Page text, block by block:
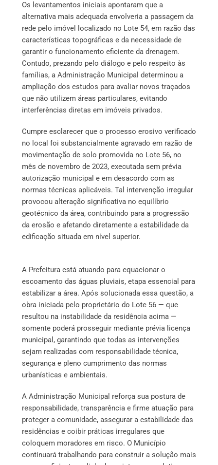
Os levantamentos iniciais apontaram que a
alternativa mais adequada envolveria a passagem da
rede pelo imóvel localizado no Lote 54, em razão das
características topográficas e da necessidade de
garantir o funcionamento eficiente da drenagem.
Contudo, prezando pelo diálogo e pelo respeito às
famílias, a Administração Municipal determinou a
ampliação dos estudos para avaliar novos traçados
que não utilizem áreas particulares, evitando
interferências diretas em imóveis privados.
Cumpre esclarecer que o processo erosivo verificado
no local foi substancialmente agravado em razão de
movimentação de solo promovida no Lote 56, no
mês de novembro de 2023, executada sem prévia
autorização municipal e em desacordo com as
normas técnicas aplicáveis. Tal intervenção irregular
provocou alteração significativa no equilíbrio
geotécnico da área, contribuindo para a progressão
da erosão e afetando diretamente a estabilidade da
edificação situada em nível superior.
A Prefeitura está atuando para equacionar o
escoamento das águas pluviais, etapa essencial para
estabilizar a área. Após solucionada essa questão, a
obra iniciada pelo proprietário do Lote 56 — que
resultou na instabilidade da residência acima —
somente poderá prosseguir mediante prévia licença
municipal, garantindo que todas as intervenções
sejam realizadas com responsabilidade técnica,
segurança e pleno cumprimento das normas
urbanísticas e ambientais.
A Administração Municipal reforça sua postura de
responsabilidade, transparência e firme atuação para
proteger a comunidade, assegurar a estabilidade das
residências e coibir práticas irregulares que
coloquem moradores em risco. O Município
continuará trabalhando para construir a solução mais